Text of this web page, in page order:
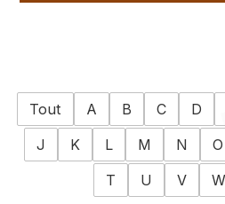
Tout A B C D
J
K L M N O
T
U V W